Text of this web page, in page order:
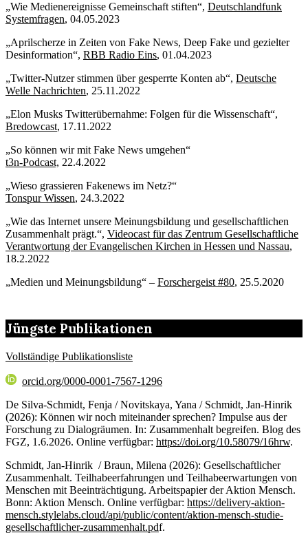
„Wie Medienereignisse Gemeinschaft stiften“, Deutschlandfunk
Systemfragen, 04.05.2023
„Aprilscherze in Zeiten von Fake News, Deep Fake und gezielter
Desinformation“, RBB Radio Eins, 01.04.2023
„Twitter-Nutzer stimmen über gesperrte Konten ab“, Deutsche
Welle Nachrichten, 25.11.2022
„Elon Musks Twitterübernahme: Folgen für die Wissenschaft“,
Bredowcast, 17.11.2022
„So können wir mit Fake News umgehen“
t3n-Podcast, 22.4.2022
„Wieso grassieren Fakenews im Netz?“
Tonspur Wissen, 24.3.2022
„Wie das Internet unsere Meinungsbildung und gesellschaftlichen
Zusammenhalt prägt.“, Videocast für das Zentrum Gesellschaftliche
Verantwortung der Evangelischen Kirchen in Hessen und Nassau,
18.2.2022
„Medien und Meinungsbildung“ – Forschergeist #80, 25.5.2020
Jüngste Publikationen
Vollständige Publikationsliste
orcid.org/0000-0001-7567-1296
De Silva-Schmidt, Fenja / Novitskaya, Yana / Schmidt, Jan-Hinrik
(2026): Können wir noch miteinander sprechen? Impulse aus der
Forschung zu Dialogräumen. In: Zusammenhalt begreifen. Blog des
FGZ, 1.6.2026. Online verfügbar: https://doi.org/10.58079/16hrw.
Schmidt, Jan-Hinrik / Braun, Milena (2026): Gesellschaftlicher
Zusammenhalt. Teilhabeerfahrungen und Teilhabeerwartungen von
Menschen mit Beeinträchtigung. Arbeitspapier der Aktion Mensch.
Bonn: Aktion Mensch. Online verfügbar: https://delivery-aktion-
mensch.stylelabs.cloud/api/public/content/aktion-mensch-studie-
gesellschaftlicher-zusammenhalt.pdf.